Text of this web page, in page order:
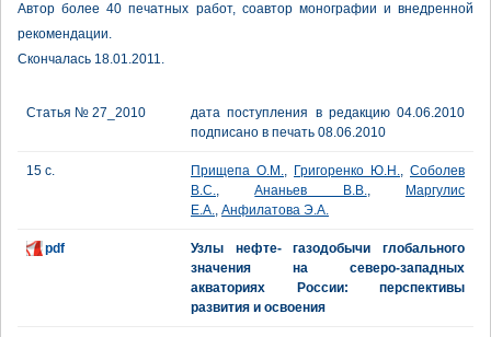
Автор более 40 печатных работ, соавтор монографии и внедренной
рекомендации.
Скончалась 18.01.2011.
Статья № 27_2010
дата поступления в редакцию 04.06.2010
подписано в печать 08.06.2010
15 с. Прищепа О.М., Григоренко Ю.Н., Соболев
В.С.,Ананьев В.В.,
Маргулис
Е.А., Анфилатова Э.А.
pdf
Узлы нефте- газодобычи глобального
значения на северо-западных
акваториях России: перспективы
развития и освоения